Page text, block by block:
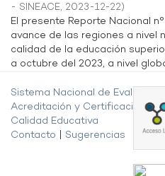
- SINEACE, 2023-12-22)
El presente Reporte Nacional
avance de las regiones a nivel
calidad de la educación
a octubre del 2023, a nivel
Sistema Nacional de Evaluación,
Acreditación y Certificación de
Calidad Educativa
Contacto
Sugerencias